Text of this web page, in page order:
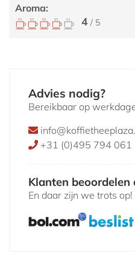
Aroma:
4 / 5
Advies nodig?
Bereikbaar op
+31 (0)495 794 061
Klanten beoordelen
En daar zijn we trots op!